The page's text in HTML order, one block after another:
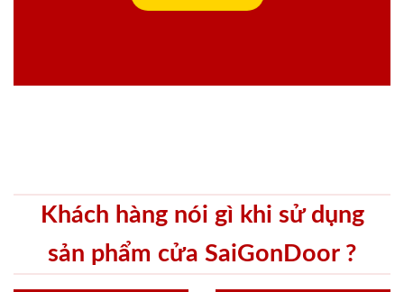
Khách hàng nói gì khi sử dụng
sản phẩm cửa SaiGonDoor ?